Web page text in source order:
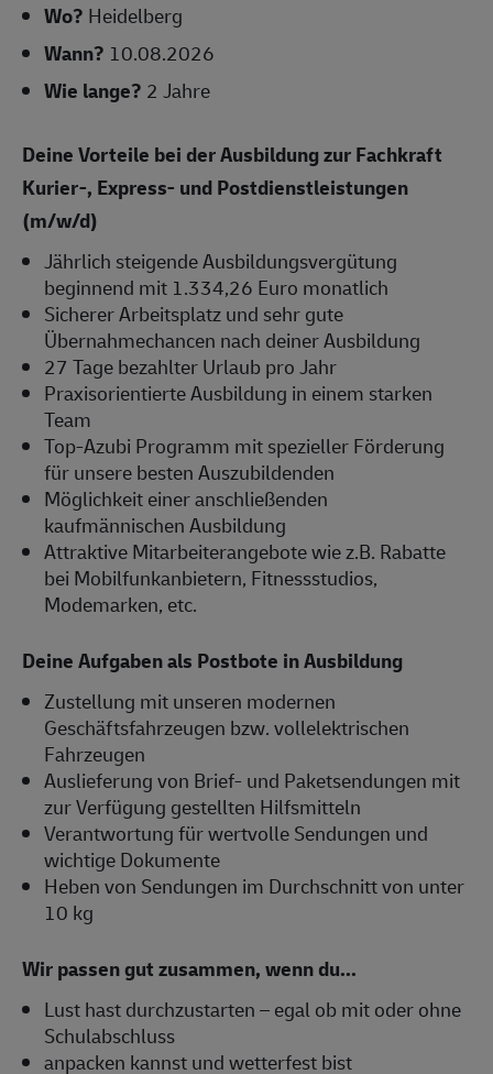
Wo? Heidelberg
Wann? 10.08.2026
Wie lange? 2 Jahre
Deine Vorteile bei der Ausbildung zur Fachkraft
Kurier-, Express- und Postdienstleistungen
(m/w/d)
Jährlich steigende Ausbildungsvergütung
beginnend mit 1.334,26 Euro monatlich
Sicherer Arbeitsplatz und sehr gute
Übernahmechancen nach deiner Ausbildung
27 Tage bezahlter Urlaub pro Jahr
Praxisorientierte Ausbildung in einem starken
Team
Top-Azubi Programm mit spezieller Förderung
für unsere besten Auszubildenden
Möglichkeit einer anschließenden
kaufmännischen Ausbildung
Attraktive Mitarbeiterangebote wie z.B. Rabatte
bei Mobilfunkanbietern, Fitnessstudios,
Modemarken, etc.
Deine Aufgaben als Postbote in Ausbildung
Zustellung mit unseren modernen
Geschäftsfahrzeugen bzw. vollelektrischen
Fahrzeugen
Auslieferung von Brief- und Paketsendungen mit
zur Verfügung gestellten Hilfsmitteln
Verantwortung für wertvolle Sendungen und
wichtige Dokumente
Heben von Sendungen im Durchschnitt von unter
10 kg
Wir passen gut zusammen, wenn du...
Lust hast durchzustarten – egal ob mit oder ohne
Schulabschluss
anpacken kannst und wetterfest bist